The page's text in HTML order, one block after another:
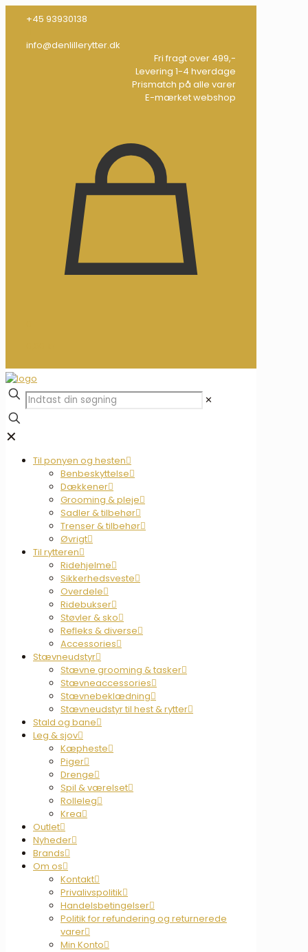
+45 93930138
info@denlillerytter.dk
Fri fragt over 499,-
Levering 1-4 hverdage
Prismatch på alle varer
E-mærket webshop
✕
✕
Til ponyen og hesten
Benbeskyttelse
Dækkener
Grooming & pleje
Sadler & tilbehør
Trenser & tilbehør
Øvrigt
Til rytteren
Ridehjelme
Sikkerhedsveste
Overdele
Ridebukser
Støvler & sko
Refleks & diverse
Accessories
Stævneudstyr
Stævne grooming & tasker
Stævneaccessories
Stævnebeklædning
Stævneudstyr til hest & rytter
Stald og bane
Leg & sjov
Kæpheste
Piger
Drenge
Spil & værelset
Rolleleg
Krea
Outlet
Nyheder
Brands
Om os
Kontakt
Privalivspolitik
Handelsbetingelser
Politik for refundering og returnerede
varer
Min Konto